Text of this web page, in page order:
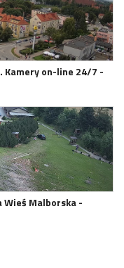
Kamery on-line 24/7 -
Wieś Malborska -